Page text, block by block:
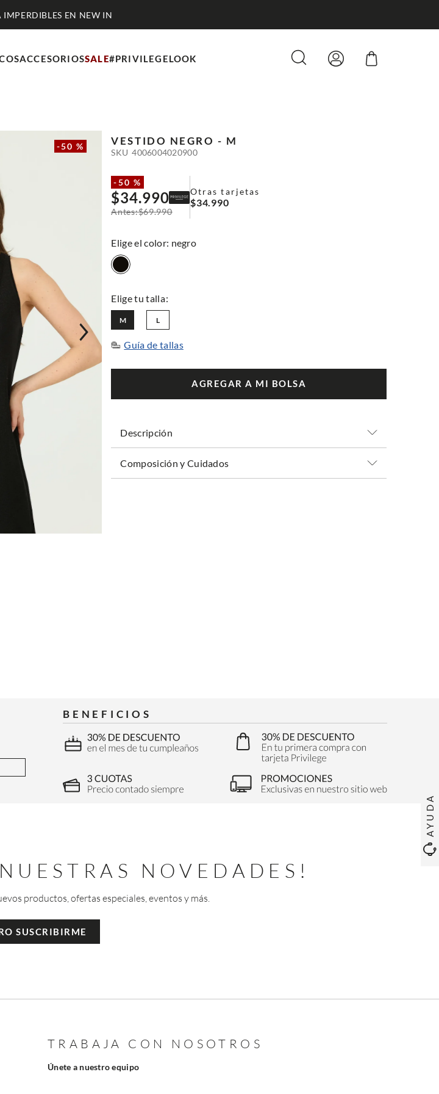
AYUDA
IMPERDIBLES EN NEW IN
ACCESORIOSSALE#PRIVILEGELOOK
-50 % VESTIDO NEGRO - M
SKU 4006004020900
-50 %
$34.990
$69.990
Otras tarjetas
$34.990
: negro
L
M
Guía de tallas
AGREGAR A MI BOLSA
Descripción
Composición y Cuidados
BENEFICIOS
NOVEDADES!
productos, ofertas especiales, eventos y más.
SUSCRIBIRME
TRABAJA CON NOSOTROS
Únete a nuestro equipo